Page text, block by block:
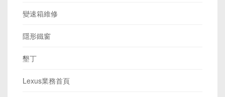
變速箱維修
隱形鐵窗
墾丁
Lexus業務首頁